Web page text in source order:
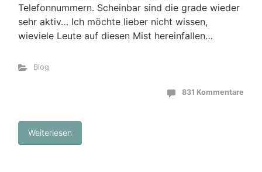
Telefonnummern. Scheinbar sind die grade wieder
sehr aktiv… Ich möchte lieber nicht wissen,
wieviele Leute auf diesen Mist hereinfallen…
Blog
831 Kommentare
Weiterlesen